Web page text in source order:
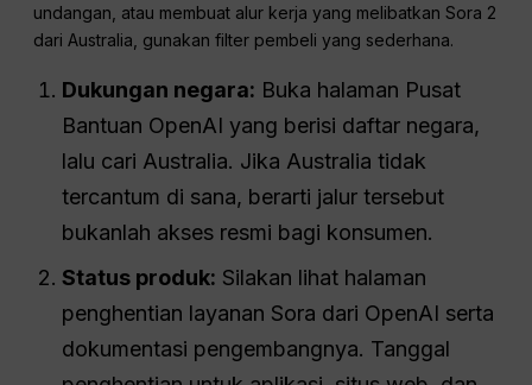
undangan, atau membuat alur kerja yang melibatkan Sora 2
dari Australia, gunakan filter pembeli yang sederhana.
Dukungan negara: Buka halaman Pusat
Bantuan OpenAI yang berisi daftar negara,
lalu cari Australia. Jika Australia tidak
tercantum di sana, berarti jalur tersebut
bukanlah akses resmi bagi konsumen.
Status produk: Silakan lihat halaman
penghentian layanan Sora dari OpenAI serta
dokumentasi pengembangnya. Tanggal